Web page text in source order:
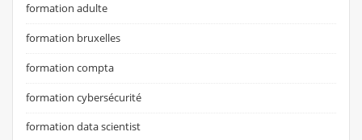
formation adulte
formation bruxelles
formation compta
formation cybersécurité
formation data scientist